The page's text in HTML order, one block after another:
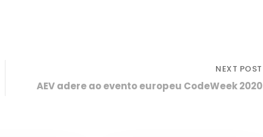
NEXT POST
AEV adere ao evento europeu CodeWeek 2020